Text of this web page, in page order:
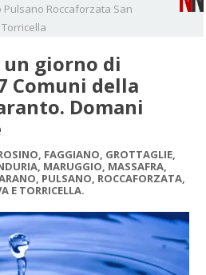
Pulsano Roccaforzata San
Torricella
un giorno di
Comuni della
Domani
FAGGIANO, GROTTAGLIE,
MARUGGIO, MASSAFRA,
PULSANO, ROCCAFORZATA,
E TORRICELLA.